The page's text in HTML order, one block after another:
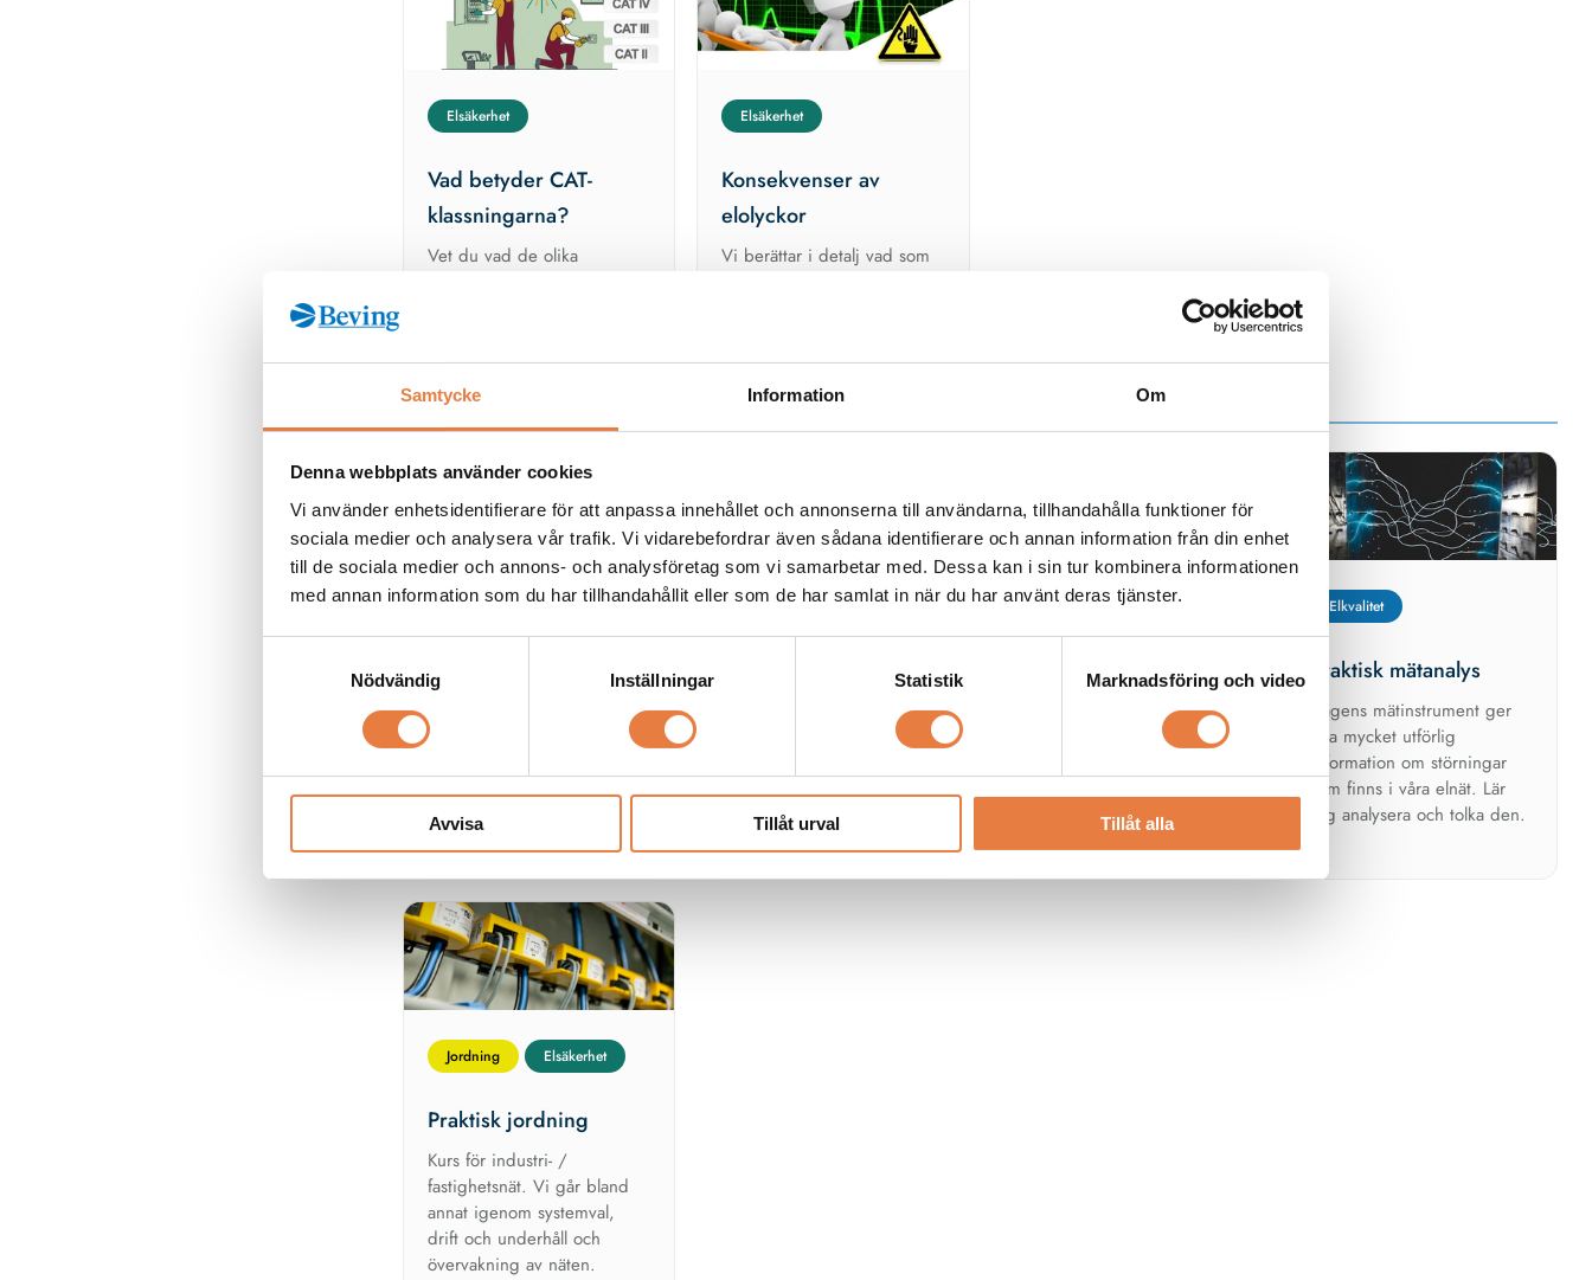
Samtycke Information Om
Denna webbplats använder cookies
Vi använder enhetsidentifierare för att anpassa innehållet och annonserna till användarna, tillhandahålla funktioner för
sociala medier och analysera vår trafik. Vi vidarebefordrar även sådana identifierare och annan information från din enhet
till de sociala medier och annons- och analysföretag som vi samarbetar med. Dessa kan i sin tur kombinera informationen
med annan information som du har tillhandahållit eller som de har samlat in när du har använt deras tjänster.
Nödvändig
Inställningar Statistik Marknadsföring och video
Avvisa Tillåt urval Tillåt alla
Elsäkerhet
Vad betyder CAT-
klassningarna?
Vet du vad de olika
Elsäkerhet
Konsekvenser av
elolyckor
Vi berättar i detalj vad som
Relaterade kurser
Elkvalitet
Industrial EMC - A
Learn how to counteract
EMC disturbances in modern
power grids.
Elkvalitet
Kursens många laborationer
vilket ger kursdeltagaren
mätinstrument/metod för att
lösa elkvalitetsproblem.
Elkvalitet
Praktisk EMC
Lär dig hur du motverkar
EMC-störningar i moderna
Elkvalitet
Praktisk mätanalys
Dagens mätinstrument ger
ofta mycket utförlig
information om störningar
som finns i våra elnät. Lär
dig analysera och tolka den.
Jordning Elsäkerhet
Praktisk jordning
Kurs för industri- /
fastighetsnät. Vi går bland
annat igenom systemval,
drift och underhåll och
övervakning av näten.